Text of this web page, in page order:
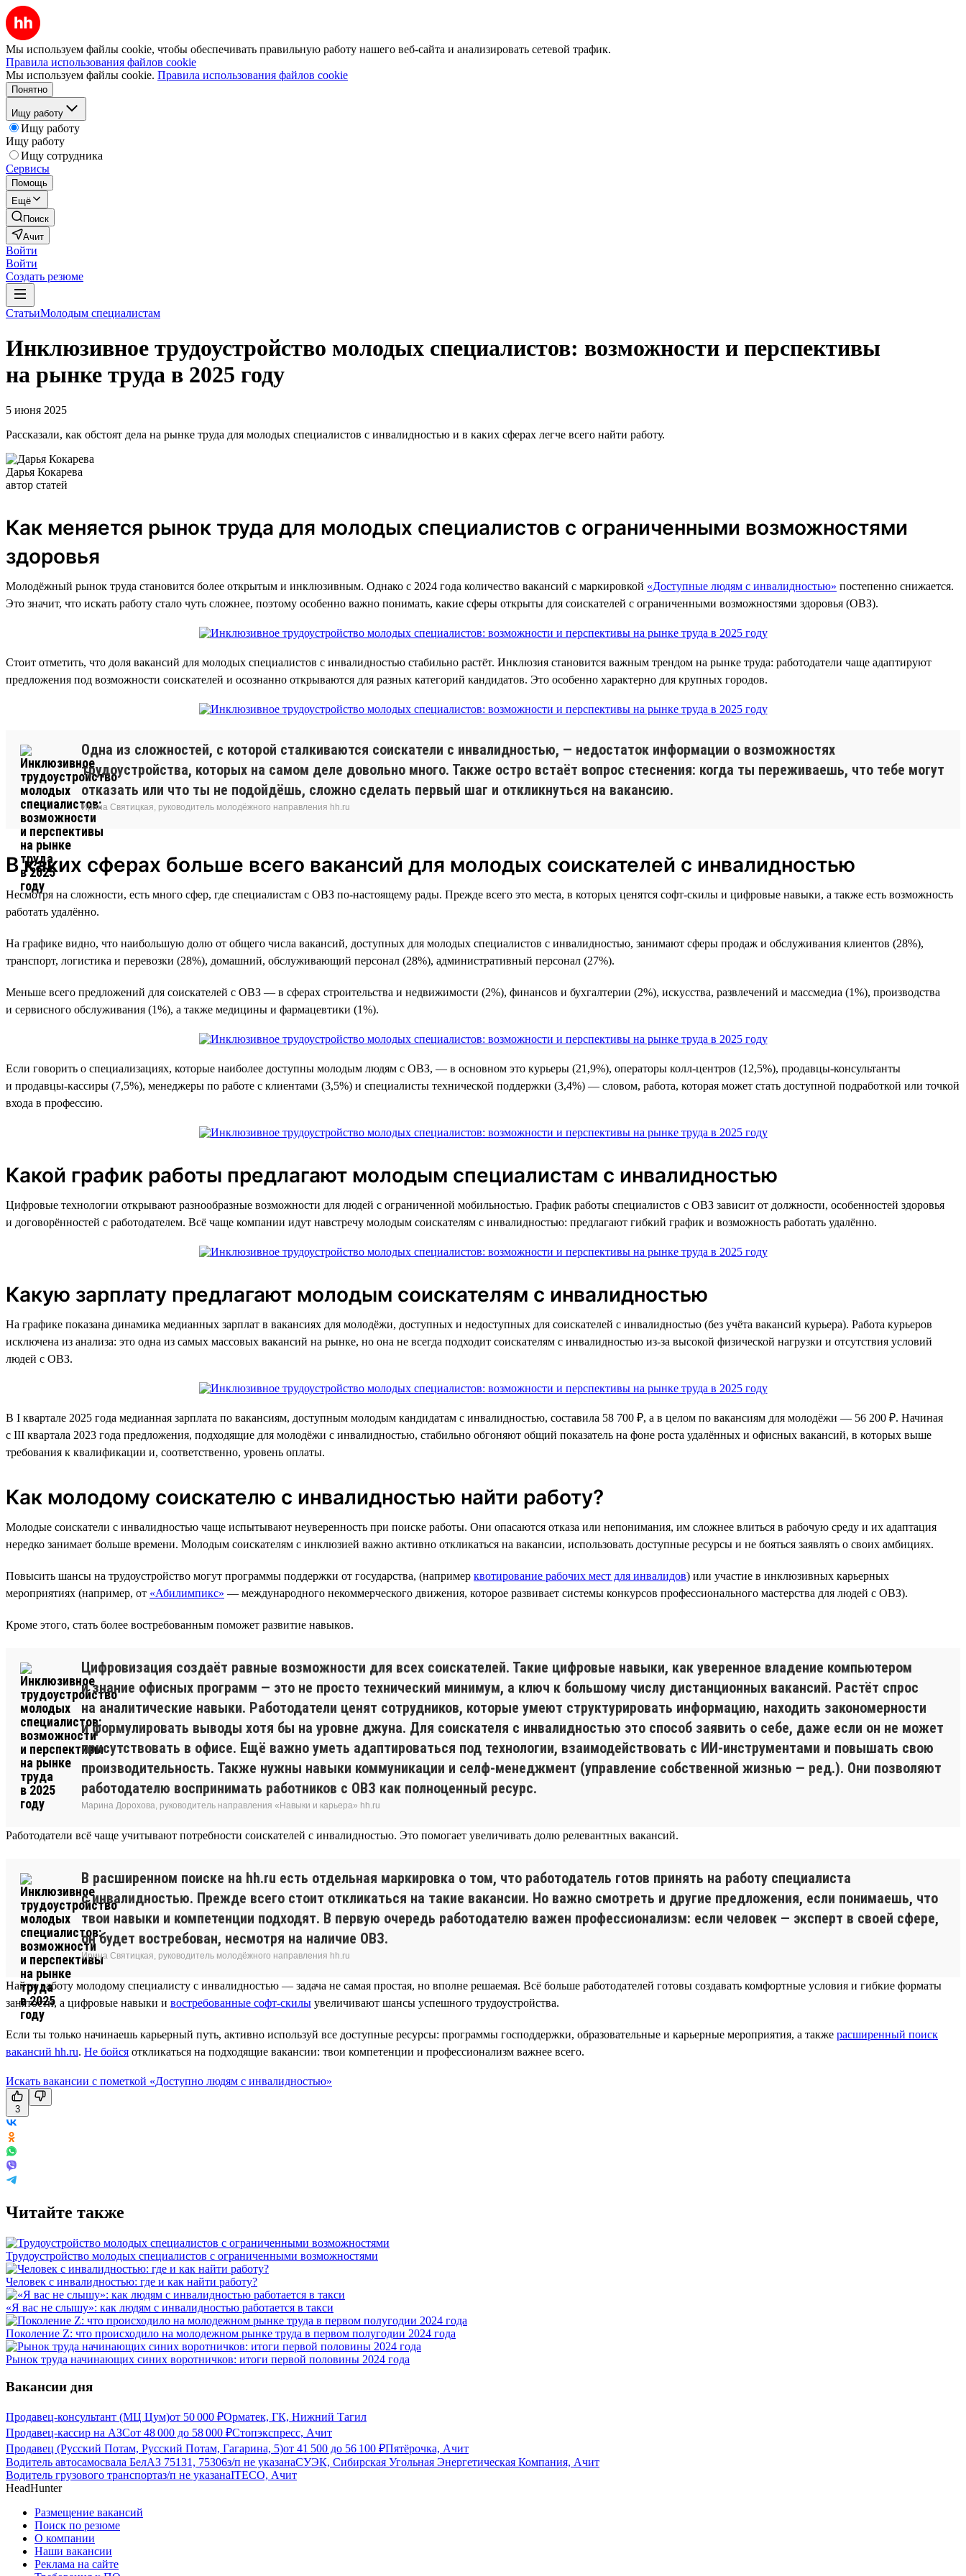
Мы используем файлы cookie, чтобы обеспечивать правильную работу нашего веб-сайта и анализировать сетевой трафик.
Правила использования файлов cookie
Мы используем файлы cookie. Правила использования файлов cookie
Понятно
Ищу работу
Ищу работу
Ищу работу
Ищу сотрудника
Сервисы
Помощь
Ещё
Поиск
Ачит
Войти
Войти
Создать резюме
СтатьиМолодым специалистам
Инклюзивное трудоустройство молодых специалистов: возможности и перспективы
на рынке труда в 2025 году
5 июня 2025
Рассказали, как обстоят дела на рынке труда для молодых специалистов с инвалидностью и в каких сферах легче всего найти работу.
Дарья Кокарева
автор статей
Как меняется рынок труда для молодых специалистов с ограниченными возможностями
здоровья
Молодёжный рынок труда становится более открытым и инклюзивным. Однако с 2024 года количество вакансий с маркировкой «Доступные людям с инвалидностью» постепенно снижается.
Это значит, что искать работу стало чуть сложнее, поэтому особенно важно понимать, какие сферы открыты для соискателей с ограниченными возможностями здоровья (ОВЗ).
Стоит отметить, что доля вакансий для молодых специалистов с инвалидностью стабильно растёт. Инклюзия становится важным трендом на рынке труда: работодатели чаще адаптируют
предложения под возможности соискателей и осознанно открываются для разных категорий кандидатов. Это особенно характерно для крупных городов.
Одна из сложностей, с которой сталкиваются соискатели с инвалидностью, — недостаток информации о возможностях
трудоустройства, которых на самом деле довольно много. Также остро встаёт вопрос стеснения: когда ты переживаешь, что тебе могут
отказать или что ты не подойдёшь, сложно сделать первый шаг и откликнуться на вакансию.
Ирина Святицкая, руководитель молодёжного направления hh.ru
В каких сферах больше всего вакансий для молодых соискателей с инвалидностью
Несмотря на сложности, есть много сфер, где специалистам с ОВЗ по-настоящему рады. Прежде всего это места, в которых ценятся софт-скилы и цифровые навыки, а также есть возможность
работать удалённо.
На графике видно, что наибольшую долю от общего числа вакансий, доступных для молодых специалистов с инвалидностью, занимают сферы продаж и обслуживания клиентов (28%),
транспорт, логистика и перевозки (28%), домашний, обслуживающий персонал (28%), административный персонал (27%).
Меньше всего предложений для соискателей с ОВЗ — в сферах строительства и недвижимости (2%), финансов и бухгалтерии (2%), искусства, развлечений и массмедиа (1%), производства
и сервисного обслуживания (1%), а также медицины и фармацевтики (1%).
Если говорить о специализациях, которые наиболее доступны молодым людям с ОВЗ, — в основном это курьеры (21,9%), операторы колл-центров (12,5%), продавцы-консультанты
и продавцы-кассиры (7,5%), менеджеры по работе с клиентами (3,5%) и специалисты технической поддержки (3,4%) — словом, работа, которая может стать доступной подработкой или точкой
входа в профессию.
Какой график работы предлагают молодым специалистам с инвалидностью
Цифровые технологии открывают разнообразные возможности для людей с ограниченной мобильностью. График работы специалистов с ОВЗ зависит от должности, особенностей здоровья
и договорённостей с работодателем. Всё чаще компании идут навстречу молодым соискателям с инвалидностью: предлагают гибкий график и возможность работать удалённо.
Какую зарплату предлагают молодым соискателям с инвалидностью
На графике показана динамика медианных зарплат в вакансиях для молодёжи, доступных и недоступных для соискателей с инвалидностью (без учёта вакансий курьера). Работа курьеров
исключена из анализа: это одна из самых массовых вакансий на рынке, но она не всегда подходит соискателям с инвалидностью из-за высокой физической нагрузки и отсутствия условий
людей с ОВЗ.
В I квартале 2025 года медианная зарплата по вакансиям, доступным молодым кандидатам с инвалидностью, составила 58 700 ₽, а в целом по вакансиям для молодёжи — 56 200 ₽. Начиная
с III квартала 2023 года предложения, подходящие для молодёжи с инвалидностью, стабильно обгоняют общий показатель на фоне роста удалённых и офисных вакансий, в которых выше
требования к квалификации и, соответственно, уровень оплаты.
Как молодому соискателю с инвалидностью найти работу?
Молодые соискатели с инвалидностью чаще испытывают неуверенность при поиске работы. Они опасаются отказа или непонимания, им сложнее влиться в рабочую среду и их адаптация
нередко занимает больше времени. Молодым соискателям с инклюзией важно активно откликаться на вакансии, использовать доступные ресурсы и не бояться заявлять о своих амбициях.
Повысить шансы на трудоустройство могут программы поддержки от государства, (например квотирование рабочих мест для инвалидов) или участие в инклюзивных карьерных
мероприятиях (например, от «Абилимпикс» — международного некоммерческого движения, которое развивает системы конкурсов профессионального мастерства для людей с ОВЗ).
Кроме этого, стать более востребованным поможет развитие навыков.
Цифровизация создаёт равные возможности для всех соискателей. Такие цифровые навыки, как уверенное владение компьютером
и знание офисных программ — это не просто технический минимум, а ключ к большому числу дистанционных вакансий. Растёт спрос
на аналитические навыки. Работодатели ценят сотрудников, которые умеют структурировать информацию, находить закономерности
и формулировать выводы хотя бы на уровне джуна. Для соискателя с инвалидностью это способ заявить о себе, даже если он не может
присутствовать в офисе. Ещё важно уметь адаптироваться под технологии, взаимодействовать с ИИ-инструментами и повышать свою
производительность. Также нужны навыки коммуникации и селф-менеджмент (управление собственной жизнью — ред.). Они позволяют
работодателю воспринимать работников с ОВЗ как полноценный ресурс.
Марина Дорохова, руководитель направления «Навыки и карьера» hh.ru
Работодатели всё чаще учитывают потребности соискателей с инвалидностью. Это помогает увеличивать долю релевантных вакансий.
В расширенном поиске на hh.ru есть отдельная маркировка о том, что работодатель готов принять на работу специалиста
с инвалидностью. Прежде всего стоит откликаться на такие вакансии. Но важно смотреть и другие предложения, если понимаешь, что
твои навыки и компетенции подходят. В первую очередь работодателю важен профессионализм: если человек — эксперт в своей сфере,
он будет востребован, несмотря на наличие ОВЗ.
Ирина Святицкая, руководитель молодёжного направления hh.ru
Найти работу молодому специалисту с инвалидностью — задача не самая простая, но вполне решаемая. Всё больше работодателей готовы создавать комфортные условия и гибкие форматы
занятости, а цифровые навыки и востребованные софт-скилы увеличивают шансы успешного трудоустройства.
Если ты только начинаешь карьерный путь, активно используй все доступные ресурсы: программы господдержки, образовательные и карьерные мероприятия, а также расширенный поиск
вакансий hh.ru. Не бойся откликаться на подходящие вакансии: твои компетенции и профессионализм важнее всего.
Искать вакансии с пометкой «Доступно людям с инвалидностью»
3
Читайте также
Трудоустройство молодых специалистов с ограниченными возможностями
Человек с инвалидностью: где и как найти работу?
«Я вас не слышу»: как людям с инвалидностью работается в такси
Поколение Z: что происходило на молодежном рынке труда в первом полугодии 2024 года
Рынок труда начинающих синих воротничков: итоги первой половины 2024 года
Вакансии дня
Продавец-консультант (МЦ Цум)от 50 000 ₽Орматек, ГК, Нижний Тагил
Продавец-кассир на АЗСот 48 000 до 58 000 ₽Стопэкспресс, Ачит
Продавец (Русский Потам, Русский Потам, Гагарина, 5)от 41 500 до 56 100 ₽Пятёрочка, Ачит
Водитель автосамосвала БелАЗ 75131, 75306з/п не указанаСУЭК, Сибирская Угольная Энергетическая Компания, Ачит
Водитель грузового транспортаз/п не указанаITECO, Ачит
HeadHunter
Размещение вакансий
Поиск по резюме
О компании
Наши вакансии
Реклама на сайте